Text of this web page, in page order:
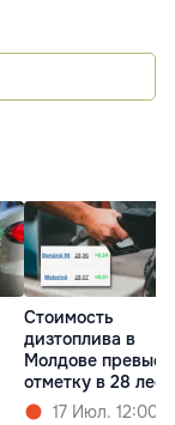
Стоимость
дизтоплива в
Молдове
отметку в 28 леев
17 Июл. 12:00